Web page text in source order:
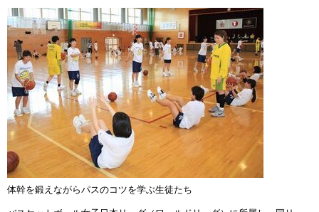
体幹を鍛えながらパスのコツを学ぶ生徒たち